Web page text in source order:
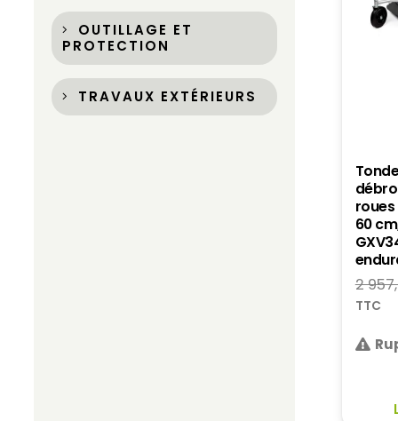
OUTILLAGE ET
PROTECTION
TRAVAUX EXTÉRIEURS
roues
60
2
TTC